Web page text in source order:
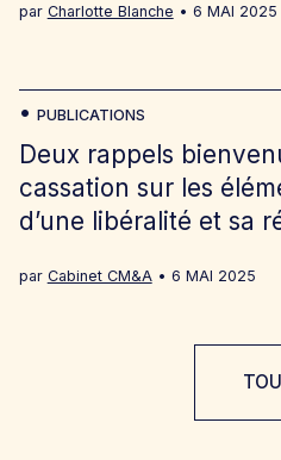
par Charlotte Blanche 6 MAI 2025
Deux rappels
cassation sur les
d’une libéralité et sa
par Cabinet CM&A 6 MAI 2025
PUBLICATIONS